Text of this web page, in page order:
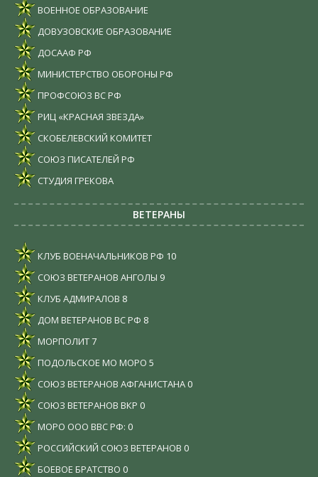
ВОЕННОЕ ОБРАЗОВАНИЕ
ДОВУЗОВСКИЕ ОБРАЗОВАНИЕ
ДОСААФ РФ
МИНИСТЕРСТВО ОБОРОНЫ РФ
ПРОФСОЮЗ ВС РФ
РИЦ «КРАСНАЯ ЗВЕЗДА»
СКОБЕЛЕВСКИЙ КОМИТЕТ
СОЮЗ ПИСАТЕЛЕЙ РФ
СТУДИЯ ГРЕКОВА
ВЕТЕРАНЫ
КЛУБ ВОЕНАЧАЛЬНИКОВ РФ 10
СОЮЗ ВЕТЕРАНОВ АНГОЛЫ 9
КЛУБ АДМИРАЛОВ 8
ДОМ ВЕТЕРАНОВ ВС РФ 8
МОРПОЛИТ7
ПОДОЛЬСКОЕ МО МОРО 5
СОЮЗ ВЕТЕРАНОВ АФГАНИСТАНА 0
СОЮЗ ВЕТЕРАНОВ ВКР 0
МОРО ООО ВВС РФ: 0
РОССИЙСКИЙ СОЮЗ ВЕТЕРАНОВ 0
БОЕВОЕ БРАТСТВО 0